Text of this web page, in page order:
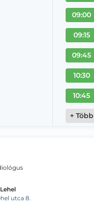
09:00
09:15
09:45
10:30
10:45
+ Több
utca 8.